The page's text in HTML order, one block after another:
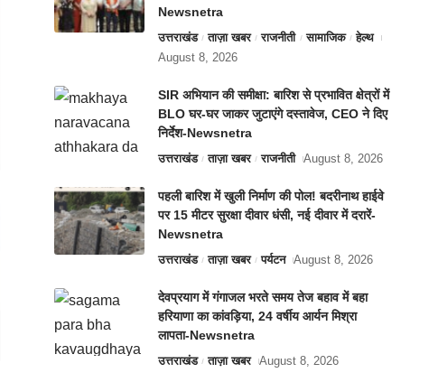
Newsnetra
उत्तराखंड ताज़ा खबर राजनीती सामाजिक
हेल्थ
August 8, 2026
SIR अभियान की समीक्षा: बारिश से प्रभावित क्षेत्रों में
BLO घर-घर जाकर जुटाएंगे दस्तावेज, CEO ने दिए
निर्देश-Newsnetra
उत्तराखंड ताज़ा खबर राजनीती August 8, 2026
पहली बारिश में खुली निर्माण की पोल! बदरीनाथ हाईवे
पर 15 मीटर सुरक्षा दीवार धंसी, नई दीवार में दरारें-
Newsnetra
उत्तराखंड ताज़ा खबर पर्यटन August 8, 2026
देवप्रयाग में गंगाजल भरते समय तेज बहाव में बहा
हरियाणा का कांवड़िया, 24 वर्षीय आर्यन मिश्रा
लापता-Newsnetra
उत्तराखंड ताज़ा खबर August 8, 2026